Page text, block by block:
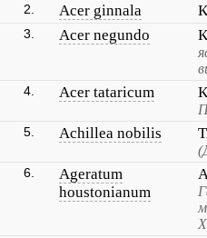
2. Acer ginnala
3. Acer negundo
4. Acer tataricum
5. Achillea nobilis
6.
Ageratum
houstonianum